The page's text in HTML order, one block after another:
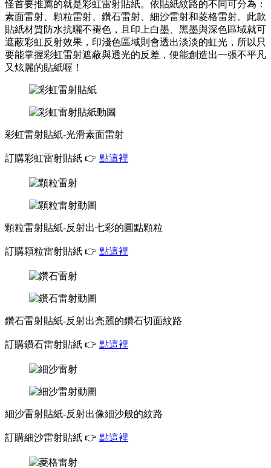
怪首要推薦的就是彩虹雷射貼紙。依貼紙紋路的不同可分為：
素面雷射、顆粒雷射、鑽石雷射、細沙雷射和菱格雷射。此款
貼紙材質防水抗曬不褪色，且印上白墨、黑墨與深色區域就可
遮蔽彩虹反射效果，印淺色區域則會透出淡淡的虹光，所以只
要能掌握彩虹雷射遮蔽與透光的反差，便能創造出一張不平凡
又炫麗的貼紙喔！
彩虹雷射貼紙-光滑素面雷射
訂購彩虹雷射貼紙 👉 點這裡
顆粒雷射貼紙-反射出七彩的圓點顆粒
訂購顆粒雷射貼紙 👉 點這裡
鑽石雷射貼紙-反射出亮麗的鑽石切面紋路
訂購鑽石雷射貼紙 👉 點這裡
細沙雷射貼紙-反射出像細沙般的紋路
訂購細沙雷射貼紙 👉 點這裡